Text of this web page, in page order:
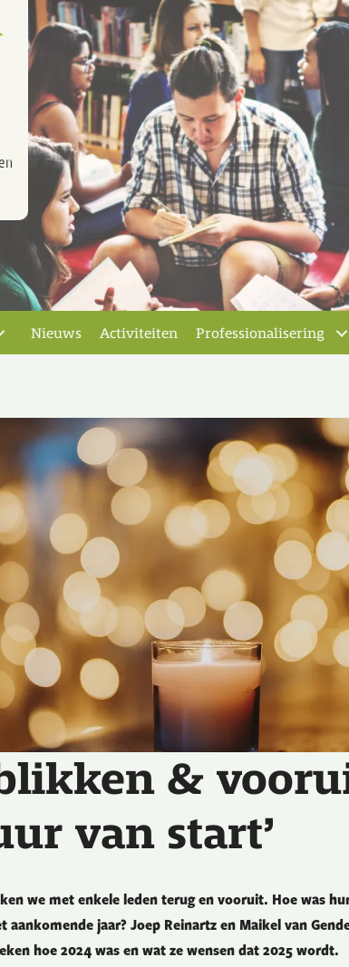
Nieuws Activiteiten Professionalisering
&
van start’
we met enkele leden terug en vooruit. Hoe was
aankomende jaar? Joep Reinartz en Maikel van
hoe 2024 was en wat ze wensen dat 2025 wordt.